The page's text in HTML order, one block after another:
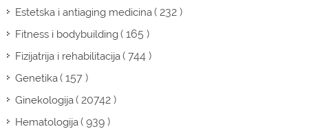
Estetska i antiaging medicina( 232 )
Fitness i bodybuilding( 165 )
Fizijatrija i rehabilitacija( 744 )
Genetika( 157 )
Ginekologija( 20742 )
Hematologija( 939 )